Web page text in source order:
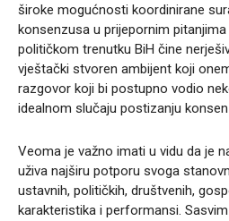
široke mogućnosti koordinirane
konsenzusa u prijepornim
političkom trenutku BiH čine
vještački stvoren ambijent koji
razgovor koji bi postupno vodio
idealnom slučaju postizanju
Veoma je važno imati u vidu da je
uživa najširu potporu svoga
ustavnih, političkih, društvenih,
karakteristika i performansi.